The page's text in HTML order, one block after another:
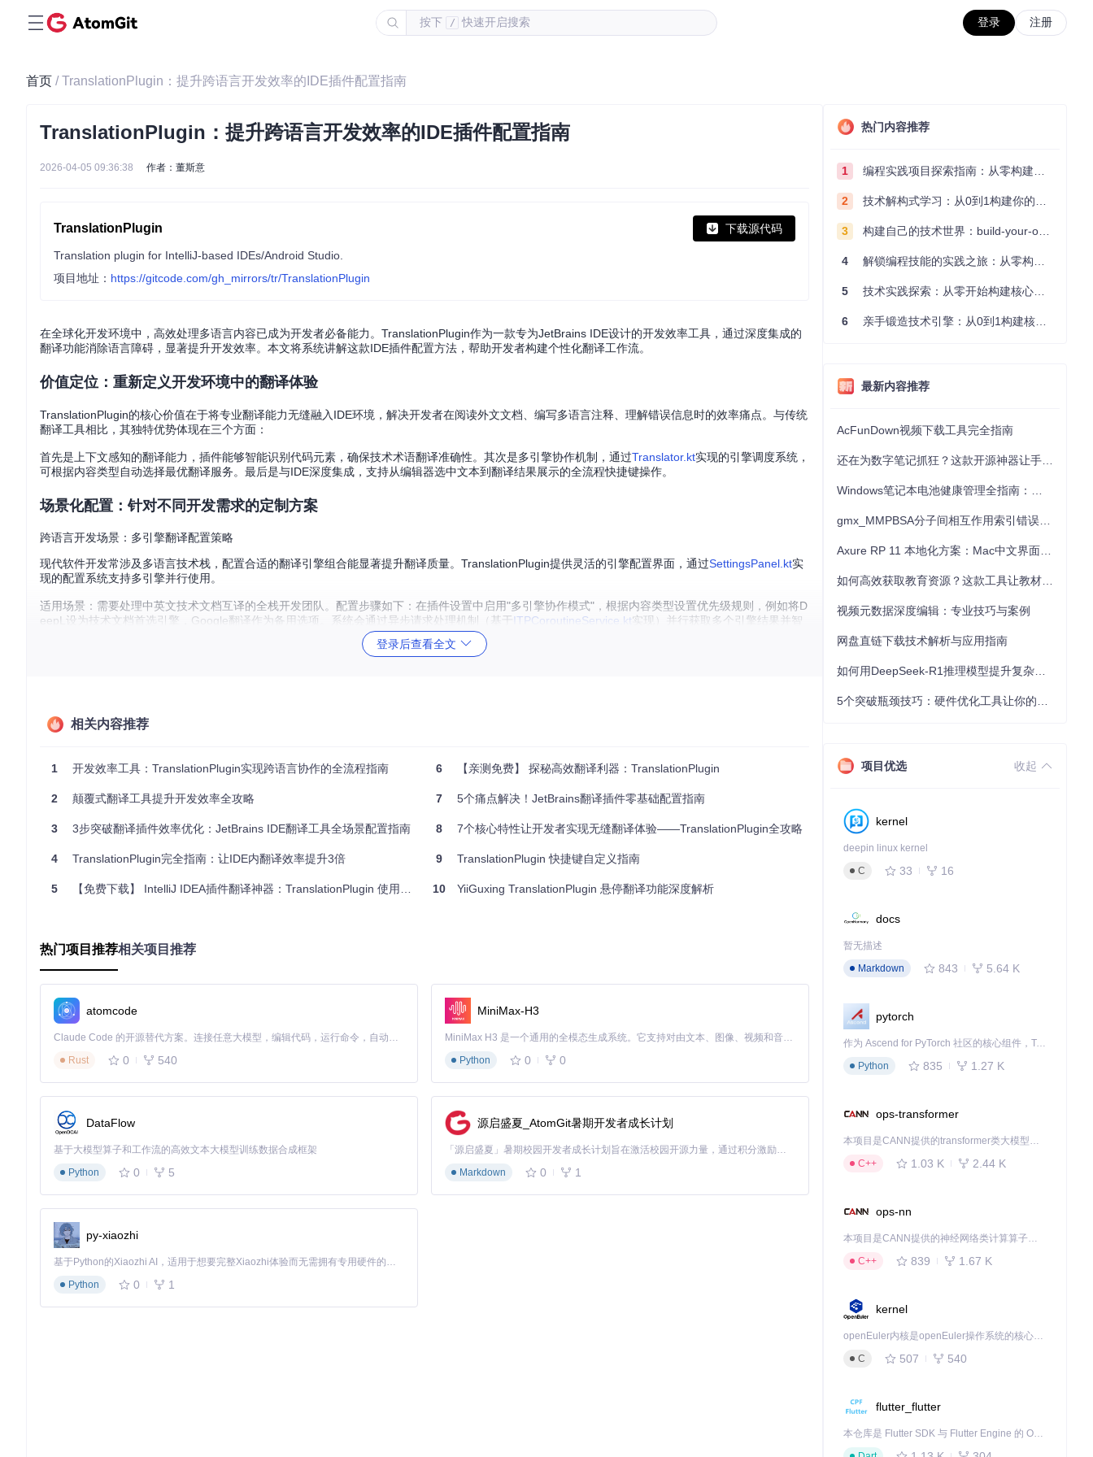
按下 / 快速开启搜索 登录 注册
首页 / TranslationPlugin：提升跨语言开发效率的IDE插件配置指南
TranslationPlugin：提升跨语言开发效率的IDE插件配置指南
2026-04-05 09:36:38 作者：董斯意
TranslationPlugin 下载源代码
Translation plugin for IntelliJ-based IDEs/Android Studio.
项目地址： https://gitcode.com/gh_mirrors/tr/TranslationPlugin
在全球化开发环境中，高效处理多语言内容已成为开发者必备能力。TranslationPlugin作为一款专为JetBrains IDE设计的开发效率工具，通过深度集成的
翻译功能消除语言障碍，显著提升开发效率。本文将系统讲解这款IDE插件配置方法，帮助开发者构建个性化翻译工作流。
价值定位：重新定义开发环境中的翻译体验
TranslationPlugin的核心价值在于将专业翻译能力无缝融入IDE环境，解决开发者在阅读外文文档、编写多语言注释、理解错误信息时的效率痛点。与传统
翻译工具相比，其独特优势体现在三个方面：
首先是上下文感知的翻译能力，插件能够智能识别代码元素，确保技术术语翻译准确性。其次是多引擎协作机制，通过Translator.kt实现的引擎调度系统，
可根据内容类型自动选择最优翻译服务。最后是与IDE深度集成，支持从编辑器选中文本到翻译结果展示的全流程快捷键操作。
场景化配置：针对不同开发需求的定制方案
跨语言开发场景：多引擎翻译配置策略
现代软件开发常涉及多语言技术栈，配置合适的翻译引擎组合能显著提升翻译质量。TranslationPlugin提供灵活的引擎配置界面，通过SettingsPanel.kt实
现的配置系统支持多引擎并行使用。
适用场景：需要处理中英文技术文档互译的全栈开发团队。配置步骤如下：在插件设置中启用"多引擎协作模式"，根据内容类型设置优先级规则，例如将D
eepL设为技术文档首选引擎，Google翻译作为备用选项。系统会通过异步请求处理机制（基于ITPCoroutineService.kt实现）并行获取多个引擎结果并智
适用场景：需要翻译产品文档或API说明的开发团队。配置方法：在"高级设置"中启用"术语优先"选项，导入项目专用术语表，系统将在翻译过程中自动匹
问题解决：常见翻译场景的高效应对策略
开发中经常需要翻译包含代码示例的技术文档，直接翻译可能导致格式混乱。TranslationPlugin通过Documentations.kt 实现的智能内容识别，可自动区分
代码块与自然语言文本。
档格式完整性。
大型文档翻译时可能出现界面卡顿，这是由于翻译请求阻塞UI线程导致。插件采用基于协程的异步处理架构，可通过配置优化响应速度。
解决方案：在"性能设置"中调整"并发请求数"和"缓存策略"，建议设置3-5个并发请求，并启用"智能缓存"功能。系统会通过
存机制减少重复请求，同时使用后台线程处理翻译任务，避免阻塞编辑操作。
效能提升：高级功能与工作流优化
快捷键工作流配置
高效使用插件的关键在于定制符合个人习惯的快捷键。通过IDE的"Keymap"设置，可为常用翻译操作分配快捷键组合。
适用场景：需要频繁进行翻译操作的开发者。推荐配置：将"翻译选中文本"绑定到 Alt+T
Alt+E ，形成完整的翻译操作快捷键体系。
TTS语音合成集成
对于长文本内容，听觉接收往往比视觉阅读更高效。TranslationPlugin的TTS功能可将翻译结果转换为语音输出，通过
系统会在完成翻译后自动朗读结果，解放视觉注意力。
自动化翻译工作流
通过结合IDE的宏功能和插件的翻译API，可以构建自动化翻译流程。例如创建"保存时自动翻译注释"的宏命令，在代码保存时自动将英文注释翻译为中
登录后查看全文
相关内容推荐
1 开发效率工具：TranslationPlugin实现跨语言协作的全流程指南
2 颠覆式翻译工具提升开发效率全攻略
3 3步突破翻译插件效率优化：JetBrains IDE翻译工具全场景配置指南
4 TranslationPlugin完全指南：让IDE内翻译效率提升3倍
5 【免费下载】 IntelliJ IDEA插件翻译神器：TranslationPlugin 使用指南
6 【亲测免费】 探秘高效翻译利器：TranslationPlugin
7 5个痛点解决！JetBrains翻译插件零基础配置指南
8 7个核心特性让开发者实现无缝翻译体验——TranslationPlugin全攻略
9 TranslationPlugin 快捷键自定义指南
10 YiiGuxing TranslationPlugin 悬停翻译功能深度解析
热门项目推荐相关项目推荐
atomcode
Claude Code 的开源替代方案。连接任意大模型，编辑代码，运行命令，自动验证 — 全自动执行。用 Rust 构建，极致性能。 ｜ An open-source alternative to Claude Code. Connect any LLM, edit code, run commands, and verify changes — autonomously. Built in Rust for speed. Get Started
Rust
0 540
MiniMax-H3
MiniMax H3 是一个通用的全模态生成系统。它支持对由文本、图像、视频和音频组成的多模态上下文进行统一理解，并能生成分辨率高达 2K、时长可达 15 秒的带原生立体声音频的视频。得益于面向任务泛化的系统设计，H3 在预训练阶段就已具备广泛的多模态上下文理解与生成能力，能够出色地执行复杂的多模态指令。
Python
0 0
DataFlow
基于大模型算子和工作流的高效文本大模型训练数据合成框架
Python
0 5
源启盛夏_AtomGit暑期开发者成长计划
「源启盛夏」暑期校园开发者成长计划旨在激活校园开源力量，通过积分激励、认证扶持、资源倾斜等形式，引导高校组织和开发者完成「入驻 — 建项目 — 做贡献 — 获认证 — 得资源」的完整闭环。无论你是想带领社团入驻平台的组织者，还是希望用代码贡献证明自己的开发者，都能在这里找到属于你的成长路径。
Markdown
0 1
py-xiaozhi
基于Python的Xiaozhi AI，适用于想要完整Xiaozhi体验而无需拥有专用硬件的用户。
Python
0 1
热门内容推荐
1 编程实践项目探索指南：从零构建技术能力体系
2 技术解构式学习：从0到1构建你的编程知识体系
3 构建自己的技术世界：build-your-own-x项目的实践探索指南
4 解锁编程技能的实践之旅：从零构建你的技术世界
5 技术实践探索：从零开始构建核心系统的实践指南
6 亲手锻造技术引擎：从0到1构建核心系统的实践指南
最新内容推荐
AcFunDown视频下载工具完全指南
视频元数据深度编辑：专业技巧与案例
网盘直链下载技术解析与应用指南
项目优选 收起
kernel
deepin linux kernel
C
33 16
docs
暂无描述
Markdown
843 5.64 K
pytorch
作为 Ascend for PyTorch 社区的核心组件，TorchNPU 是昇腾专为 PyTorch 打造的深度学习适配插件，使 PyTorch 框架能够直接调用昇腾 NPU，为开发者提供昇腾 AI 处理器的超强算力。
Python
835 1.27 K
ops-transformer
本项目是CANN提供的transformer类大模型算子库，实现网络在NPU上加速计算。
C++
1.03 K 2.44 K
ops-nn
本项目是CANN提供的神经网络类计算算子库，实现网络在NPU上加速计算。
C++
839 1.67 K
kernel
openEuler内核是openEuler操作系统的核心，既是系统性能与稳定性的基石，也是连接处理器、设备与服务的桥梁。
C
507 540
flutter_flutter
本仓库是 Flutter SDK 与 Flutter Engine 的 OpenHarmony 适配版本，由 CPF-Flutter 团队维护。开发者可使用熟悉的 Flutter 技术栈开发 OpenHarmony 应用，3.35.7 及以后的适配版本可基于本仓库源码构建支持 OpenHarmony 的 Flutter Engine。